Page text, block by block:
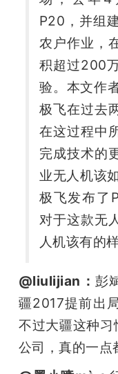
P20，并组
农户作业，
积超过200
验。本文作
极飞在过去
在这过程中
完成技术的
业无人机该
极飞发布了
对于这款无
人机该有的样
@liulijian： 彭
疆2017提前出
不过大疆这种
公司，真的一点